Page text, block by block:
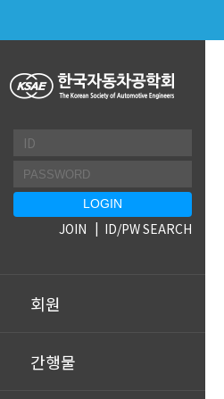
회원
간행물
JOIN ID/PW SEARCH